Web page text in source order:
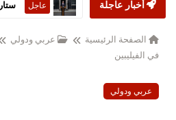
أخبار عاجلة عاجل
الصفحة الرئيسية عربي ودولي
في الفيليبين
عربي ودولي